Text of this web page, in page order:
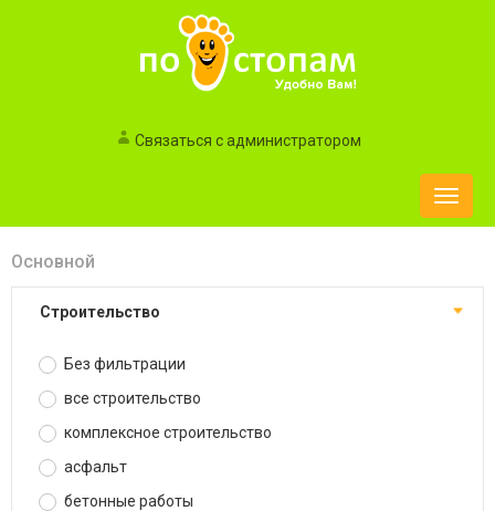
Связаться с администратором
Toggle
Основной
строительство
Без фильтрации
все строительство
комплексное строительство
асфальт
бетонные работы